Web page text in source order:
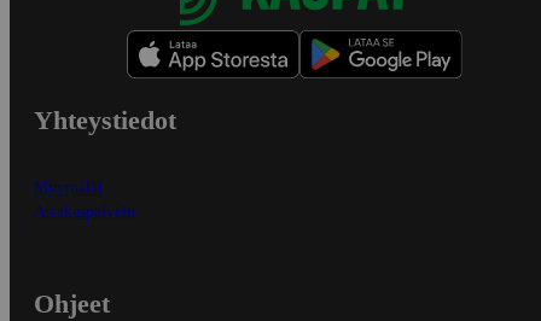
Yhteystiedot
Myymälät
Asiakaspalvelu
Ohjeet